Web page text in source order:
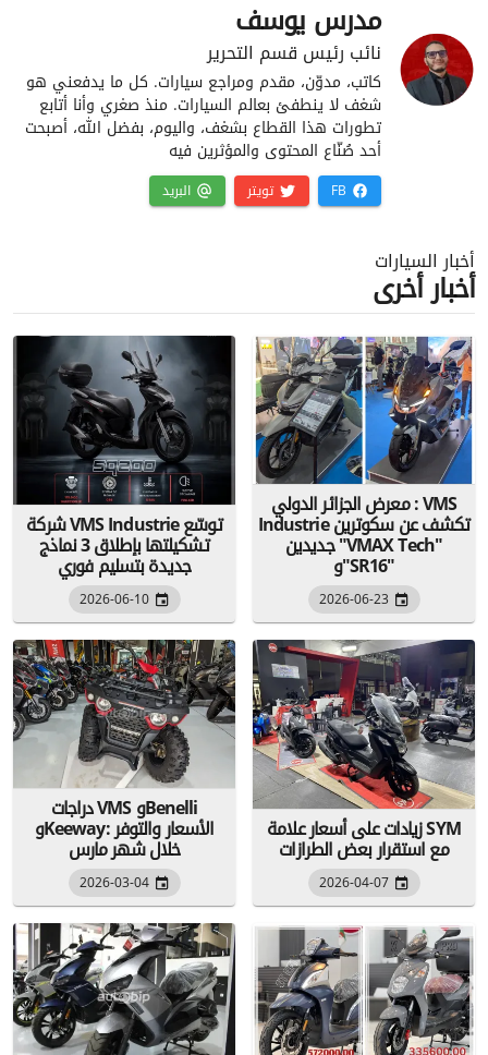
مدرس يوسف
نائب رئيس قسم التحرير
كاتب، مدوّن، مقدم ومراجع سيارات. كل ما يدفعني هو
شغف لا ينطفئ بعالم السيارات. منذ صغري وأنا أتابع
تطورات هذا القطاع بشغف، واليوم، بفضل الله، أصبحت
أحد صُنّاع المحتوى والمؤثرين فيه
FB تويتر البريد
أخبار السيارات
أخبار أخرى
معرض الجزائر الدولي : VMS
Industrie تكشف عن سكوترين
جديدين "VMAX Tech"
و"SR16"
2026-06-23
شركة VMS Industrie توسّع
تشكيلتها بإطلاق 3 نماذج
جديدة بتسليم فوري
2026-06-10
زيادات على أسعار علامة SYM
مع استقرار بعض الطرازات
2026-04-07
دراجات VMS وBenelli
وKeeway: الأسعار والتوفر
خلال شهر مارس
2026-03-04